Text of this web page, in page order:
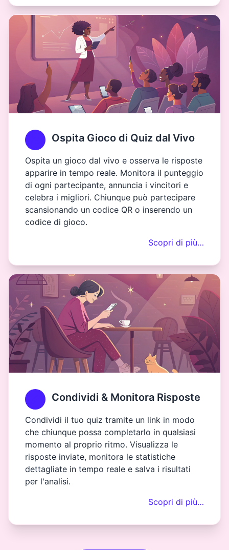
Ospita Gioco di Quiz dal Vivo
Ospita un gioco dal vivo e osserva le risposte
apparire in tempo reale. Monitora il punteggio
di ogni partecipante, annuncia i vincitori e
celebra i migliori. Chiunque può partecipare
scansionando un codice QR o inserendo un
codice di gioco.
Scopri di più…
Condividi & Monitora Risposte
Condividi il tuo quiz tramite un link in modo
che chiunque possa completarlo in qualsiasi
momento al proprio ritmo. Visualizza le
risposte inviate, monitora le statistiche
dettagliate in tempo reale e salva i risultati
per l'analisi.
Scopri di più…